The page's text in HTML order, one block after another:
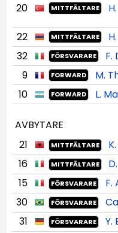
20 MITTFÄLTARE
22 MITTFÄLTARE
32
FÖRSVARARE F.
9 FORWARD M.
10 FORWARD L.
AVBYTARE
21
MITTFÄLTARE
16 MITTFÄLTARE
15 FÖRSVARARE F.
30 FÖRSVARARE
31 FÖRSVARARE Y.